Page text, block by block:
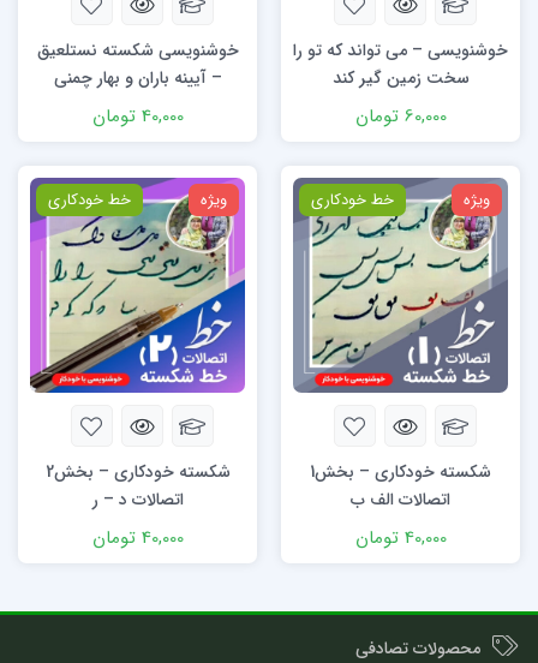
خوشنویسی – می تواند که تو را
سخت زمین گیر کند
60,000 تومان
خوشنویسی شکسته نستلعیق
– آیینه باران و بهار چمنی
شادابی بوستان و سرو و سمنی
40,000 تومان
ویژه خط خودکاری
شکسته خودکاری – بخش1
اتصالات الف ب
40,000 تومان
ویژه خط خودکاری
شکسته خودکاری – بخش2
اتصالات د – ر
40,000 تومان
محصولات تصادفی